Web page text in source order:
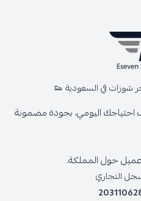
شوزات في السعودية 👟
احتياجك اليومي، بجودة مضمونة
التجاري